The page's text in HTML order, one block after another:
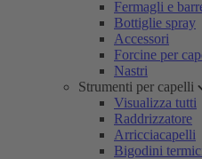
Fermagli e
Bottiglie spray
Accessori
Forcine per
Nastri
Strumenti per capelli
Visualizza tutti
Raddrizzatore
Arricciacapelli
Bigodini